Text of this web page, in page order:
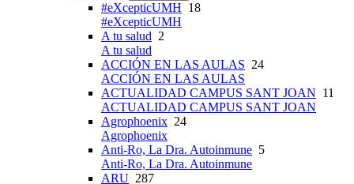
#eXcepticUMH 18
#eXcepticUMH
A tu salud 2
A tu salud
ACCIÓN EN LAS AULAS 24
ACCIÓN EN LAS AULAS
ACTUALIDAD CAMPUS SANT JOAN 11
ACTUALIDAD CAMPUS SANT JOAN
Agrophoenix 24
Agrophoenix
Anti-Ro, La Dra. Autoinmune 5
Anti-Ro, La Dra. Autoinmune
ARU 287